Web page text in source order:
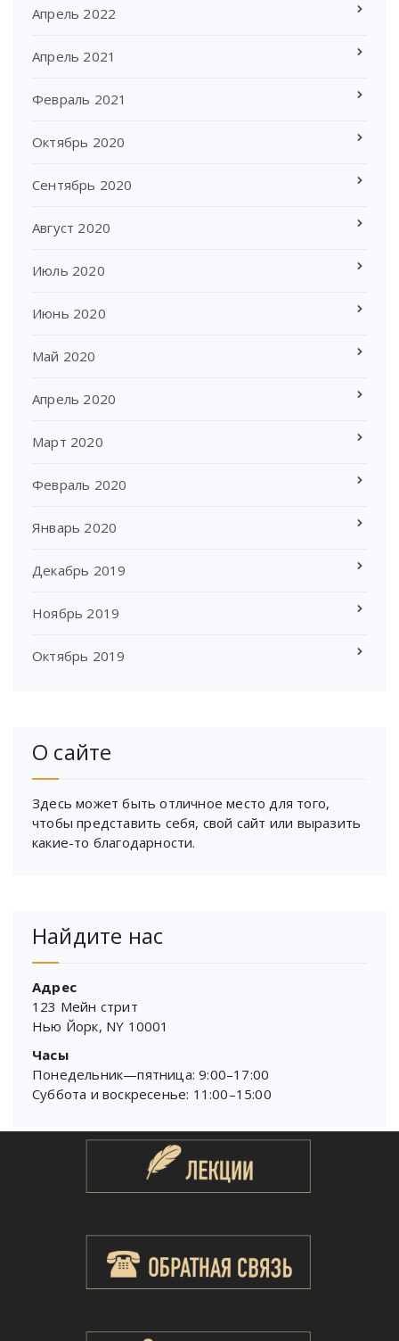
Апрель 2022
Апрель 2021
Февраль 2021
Октябрь 2020
Сентябрь 2020
Август 2020
Июль 2020
Июнь 2020
Май 2020
Апрель 2020
Март 2020
Февраль 2020
Январь 2020
Декабрь 2019
Ноябрь 2019
Октябрь 2019
О сайте
Здесь может быть отличное место для того,
чтобы представить себя, свой сайт или выразить
какие-то благодарности.
Найдите нас
Адрес
123 Мейн стрит
Нью Йорк, NY 10001
Часы
Понедельник—пятница: 9:00–17:00
Суббота и воскресенье: 11:00–15:00